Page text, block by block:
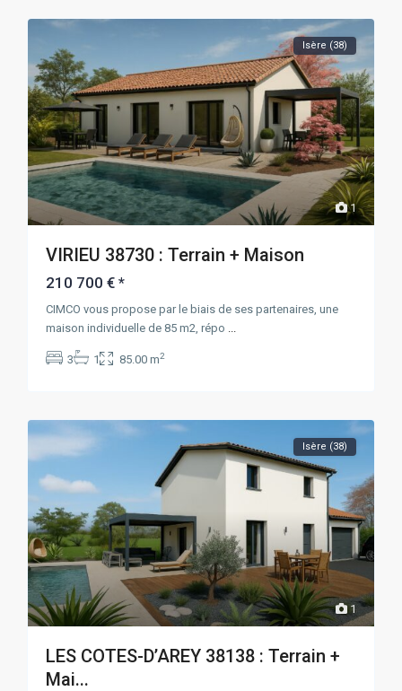
1
Isère (38)
VIRIEU 38730 : Terrain + Maison
210 700 €*
CIMCO vous propose par le biais de ses partenaires, une
maison individuelle de 85 m2, répo
3 1 85.00 m2
1
Isère (38)
LES COTES-D’AREY 38138 : Terrain +
Mai...